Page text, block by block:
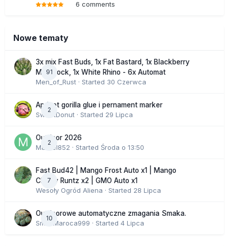
6 comments
Nowe tematy
91
3x mix Fast Buds, 1x Fat Bastard, 1x Blackberry
Moonrock, 1x White Rhino - 6x Automat
Men_of_Rust · Started 30 Czerwca
2
Apricot gorilla glue i pernament marker
SweetDonut · Started 29 Lipca
2
Outdoor 2026
Marcel852 · Started Środa o 13:50
7
Fast Bud42 | Mango Frost Auto x1 | Mango
Cherry Runtz x2 | GMO Auto x1
Wesoły Ogród Aliena · Started 28 Lipca
10
Outdoorowe automatyczne zmagania Smaka.
SmakMaroca999 · Started 4 Lipca